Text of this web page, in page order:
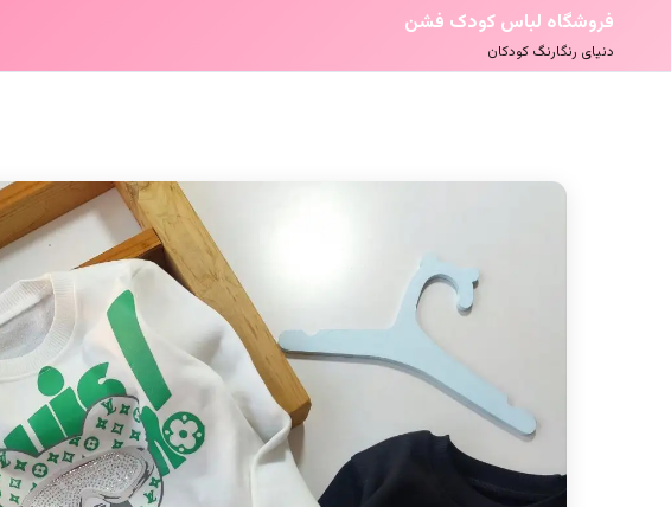
فروشگاه لباس کودک فشن
دنیای رنگارنگ کودکان